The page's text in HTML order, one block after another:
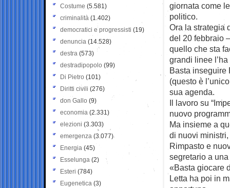
giornata come
politico.
Ora la strategia
del 20 febbraio
quello che sta
grandi linee
Basta inseguire
(questo è
sua agenda.
Il lavoro su
nuovo
Ma insieme a
di nuovi
Rimpasto e
segretario a
«Basta giocare
Letta ha poi in
Costume (5.581)
criminalità (1.402)
democratici e progressisti (19)
denuncia (14.528)
destra (573)
destradipopolo (99)
Di Pietro (101)
Diritti civili (276)
don Gallo (9)
economia (2.331)
elezioni (3.303)
emergenza (3.077)
Energia (45)
Esselunga (2)
Esteri (784)
Eugenetica (3)